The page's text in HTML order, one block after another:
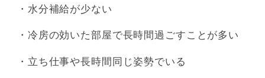
・水分補給が少ない
・冷房の効いた部屋で長時間過ごすことが多い
・立ち仕事や長時間同じ姿勢でいる